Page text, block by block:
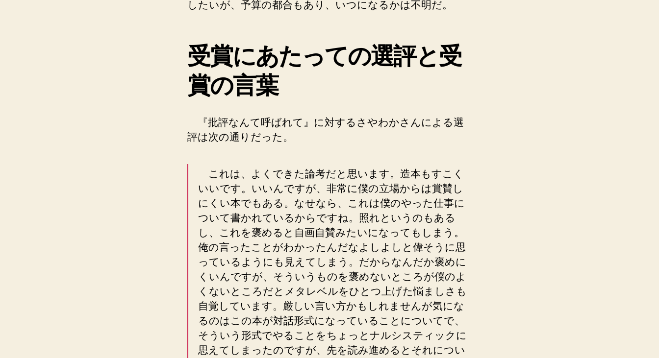
したいが、予算の都合もあり、いつになるかは不明だ。
受賞にあたっての選評と受
賞の言葉
『批評なんて呼ばれて』に対するさやわかさんによる選
評は次の通りだった。
これは、よくできた論考だと思います。造本もすこく
いいです。いいんですが、非常に僕の立場からは賞賛し
にくい本でもある。なせなら、これは僕のやった仕事に
ついて書かれているからですね。照れというのもある
し、これを褒めると自画自賛みたいになってもしまう。
俺の言ったことがわかったんだなよしよしと偉そうに思
っているようにも見えてしまう。だからなんだか褒めに
くいんですが、そういうものを褒めないところが僕のよ
くないところだとメタレベルをひとつ上げた悩ましさも
自覚しています。厳しい言い方かもしれませんが気にな
るのはこの本が対話形式になっていることについてで、
そういう形式でやることをちょっとナルシスティックに
思えてしまったのですが、先を読み進めるとそれについ